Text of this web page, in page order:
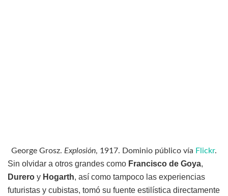
George Grosz. Explosión, 1917. Dominio público vía Flickr.
Sin olvidar a otros grandes como Francisco de Goya,
Durero y Hogarth, así como tampoco las experiencias
futuristas y cubistas, tomó su fuente estilística directamente